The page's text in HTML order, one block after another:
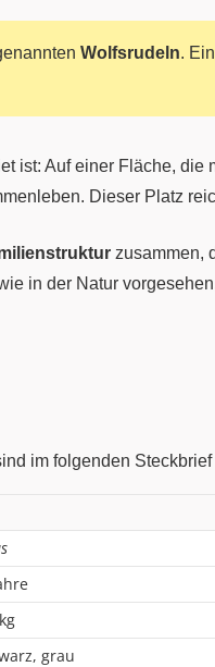
Wolfsrudeln.
ist: Auf einer Fläche,
Dieser Platz
zusammen,
in der Natur
im folgenden
grau